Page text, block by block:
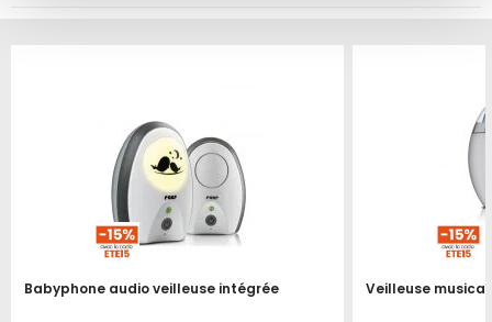
Babyphone audio veilleuse intégrée Veilleuse